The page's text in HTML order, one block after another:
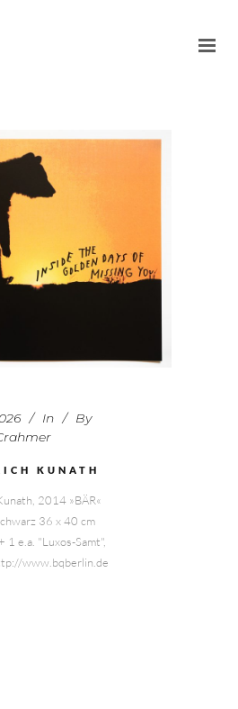
In
By
KUNATH
2014 »BÄR«
36 x 40 cm
1 e.a. "Luxos-Samt",
www.bqberlin.de